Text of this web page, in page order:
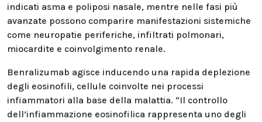
indicati asma e poliposi nasale, mentre nelle fasi più
avanzate possono comparire manifestazioni sistemiche
come neuropatie periferiche, infiltrati polmonari,
miocardite e coinvolgimento renale.
Benralizumab agisce inducendo una rapida deplezione
degli eosinofili, cellule coinvolte nei processi
infiammatori alla base della malattia. “Il controllo
dell’infiammazione eosinofilica rappresenta uno degli